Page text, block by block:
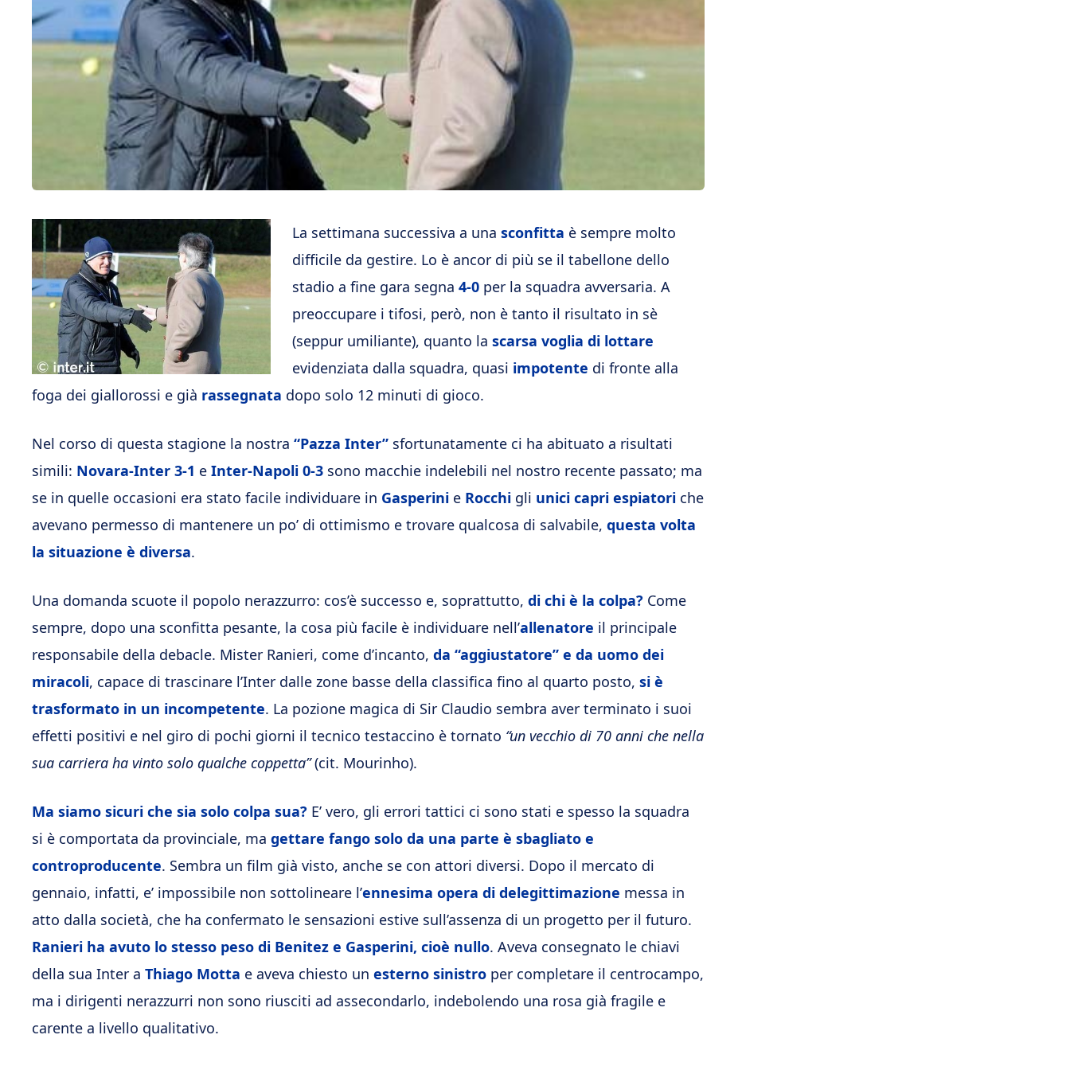
La settimana successiva a una sconfitta è sempre molto
difficile da gestire. Lo è ancor di più se il tabellone dello
stadio a fine gara segna 4-0 per la squadra avversaria. A
preoccupare i tifosi, però, non è tanto il risultato in sè
(seppur umiliante), quanto la scarsa voglia di lottare
evidenziata dalla squadra, quasi impotente di fronte alla
foga dei giallorossi e già rassegnata dopo solo 12 minuti di gioco.
Nel corso di questa stagione la nostra “Pazza Inter” sfortunatamente ci ha abituato a risultati
simili: Novara-Inter 3-1 e Inter-Napoli 0-3 sono macchie indelebili nel nostro recente passato; ma
se in quelle occasioni era stato facile individuare in Gasperini e Rocchi gli unici capri espiatori che
avevano permesso di mantenere un po’ di ottimismo e trovare qualcosa di salvabile, questa volta
la situazione è diversa.
Una domanda scuote il popolo nerazzurro: cos’è successo e, soprattutto, di chi è la colpa? Come
sempre, dopo una sconfitta pesante, la cosa più facile è individuare nell’allenatore il principale
responsabile della debacle. Mister Ranieri, come d’incanto, da “aggiustatore” e da uomo dei
miracoli, capace di trascinare l’Inter dalle zone basse della classifica fino al quarto posto, si è
trasformato in un incompetente. La pozione magica di Sir Claudio sembra aver terminato i suoi
effetti positivi e nel giro di pochi giorni il tecnico testaccino è tornato “un vecchio di 70 anni che nella
sua carriera ha vinto solo qualche coppetta”(cit. Mourinho).
Ma siamo sicuri che sia solo colpa sua? E’ vero, gli errori tattici ci sono stati e spesso la squadra
si è comportata da provinciale, ma gettare fango solo da una parte è sbagliato e
controproducente. Sembra un film già visto, anche se con attori diversi. Dopo il mercato di
gennaio, infatti, e’ impossibile non sottolineare l’ennesima opera di delegittimazione messa in
atto dalla società, che ha confermato le sensazioni estive sull’assenza di un progetto per il futuro.
Ranieri ha avuto lo stesso peso di Benitez e Gasperini, cioè nullo. Aveva consegnato le chiavi
della sua Inter a Thiago Motta e aveva chiesto un esterno sinistro per completare il centrocampo,
ma i dirigenti nerazzurri non sono riusciti ad assecondarlo, indebolendo una rosa già fragile e
carente a livello qualitativo.